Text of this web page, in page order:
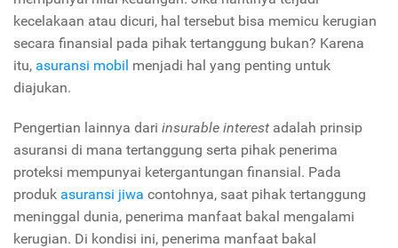
kecelakaan atau dicuri, hal tersebut bisa memicu kerugian
secara finansial pada pihak tertanggung bukan? Karena
itu, asuransi mobil menjadi hal yang penting untuk
diajukan.
Pengertian lainnya dari insurable interest adalah prinsip
asuransi di mana tertanggung serta pihak penerima
proteksi mempunyai ketergantungan finansial. Pada
produk asuransi jiwa contohnya, saat pihak tertanggung
meninggal dunia, penerima manfaat bakal mengalami
kerugian. Di kondisi ini, penerima manfaat bakal